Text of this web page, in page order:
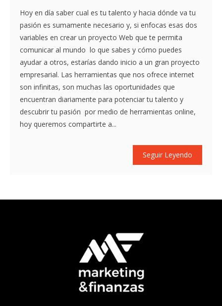
Hoy en día saber cual es tu talento y hacia dónde va tu
pasión es sumamente necesario y, si enfocas esas dos
variables en crear un proyecto Web que te permita
comunicar al mundo lo que sabes y cómo puedes
ayudar a otros, estarías dando inicio a un gran proyecto
empresarial. Las herramientas que nos ofrece internet
son infinitas, son muchas las oportunidades que
encuentran diariamente para potenciar tu talento y
descubrir tu pasión por medio de herramientas online,
hoy queremos compartirte a...
Seguir Leyendo